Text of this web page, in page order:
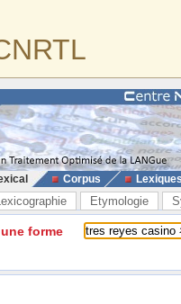
Corpus
Etymologie
forme